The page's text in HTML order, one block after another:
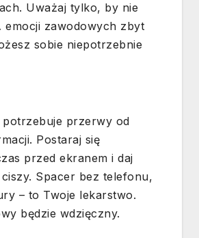
Uważaj tylko, by nie
emocji zawodowych zbyt
sobie niepotrzebnie
potrzebuje przerwy od
Postaraj się
przed ekranem i daj
Spacer bez telefonu,
– to Twoje lekarstwo.
będzie wdzięczny.